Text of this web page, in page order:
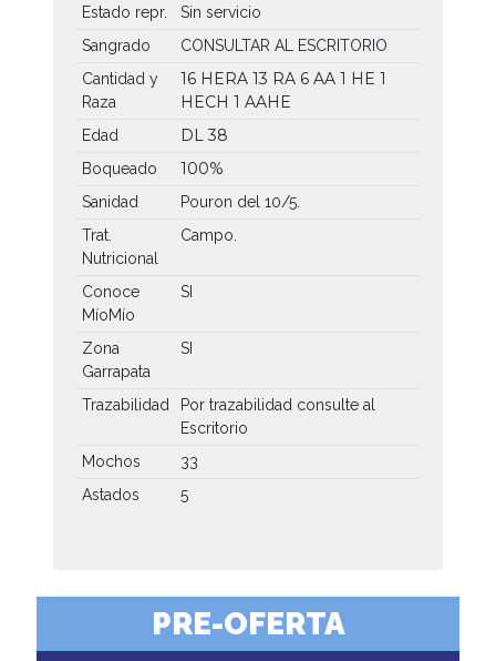
Estado repr.
Sin servicio
Sangrado
CONSULTAR AL ESCRITORIO
Cantidad y
Raza
16 HERA 13 RA 6 AA 1 HE 1
HECH 1 AAHE
Edad DL 38
Boqueado 100%
Sanidad
Pouron del 10/5.
Trat.
Nutricional
Campo.
Conoce
MíoMío
SI
Zona
Garrapata
SI
Trazabilidad
Por trazabilidad consulte al
Escritorio
Mochos
33
Astados
5
PRE-OFERTA